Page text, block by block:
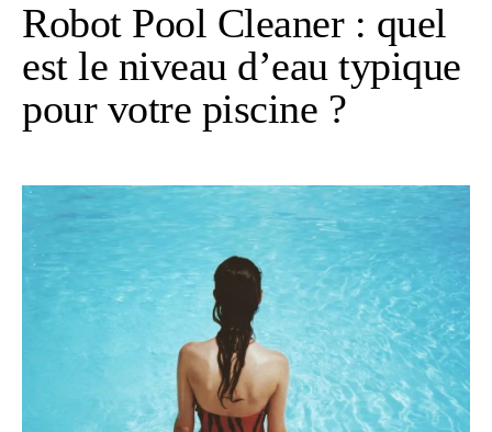
Robot Pool Cleaner : quel
est le niveau d’eau typique
pour votre piscine ?